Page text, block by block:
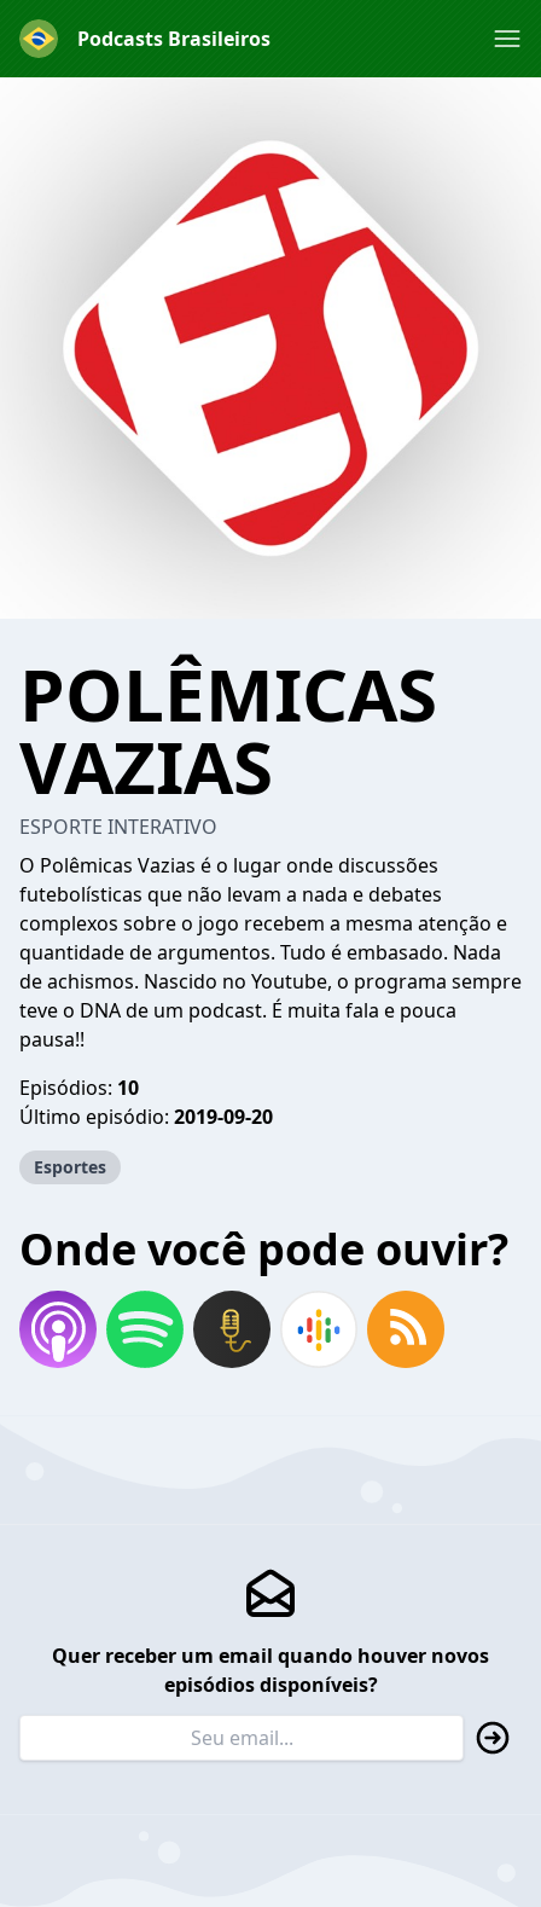
Podcasts Brasileiros
POLÊMICAS
VAZIAS
ESPORTE INTERATIVO
O Polêmicas Vazias é o lugar onde discussões
futebolísticas que não levam a nada e debates
complexos sobre o jogo recebem a mesma atenção e
quantidade de argumentos. Tudo é embasado. Nada
de achismos. Nascido no Youtube, o programa sempre
teve o DNA de um podcast. É muita fala e pouca
pausa!!
Episódios: 10
Último episódio: 2019-09-20
Esportes
Onde você pode ouvir?
Quer receber um email quando houver novos
episódios disponíveis?